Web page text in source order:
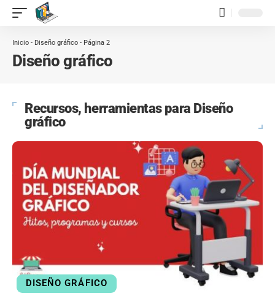
contenido
Inicio - Diseño gráfico - Página 2
Diseño gráfico
Recursos, herramientas para Diseño
gráfico
DISEÑO GRÁFICO